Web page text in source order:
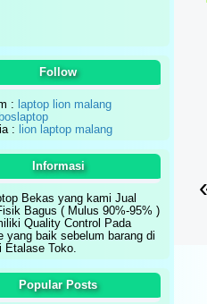
Follow
: laptop lion malang
boslaptop
:
lion laptop malang
Informasi
Bekas yang kami Jual
Bagus ( Mulus 90%-95% )
Quality Control Pada
yang baik sebelum barang di
Etalase Toko.
Popular Posts